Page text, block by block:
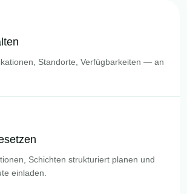
Standorte, Verfügbarkeiten — an
Schichten strukturiert planen und
einladen.